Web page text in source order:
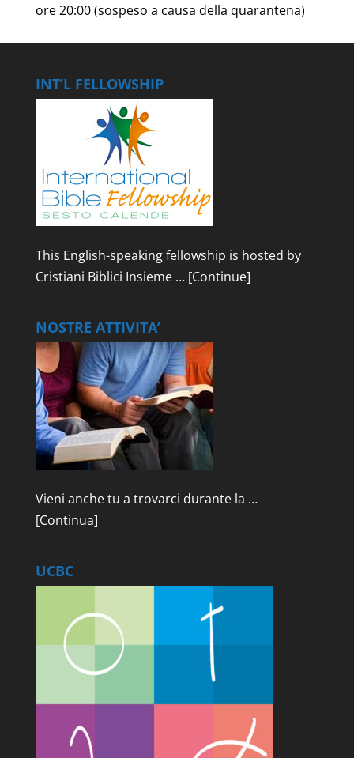
ore 20:00 (sospeso a causa della quarantena)
INT’L FELLOWSHIP
This English-speaking fellowship is hosted by
Cristiani Biblici Insieme … [Continue]
NOSTRE ATTIVITA’
Vieni anche tu a trovarci durante la …
[Continua]
UCBC